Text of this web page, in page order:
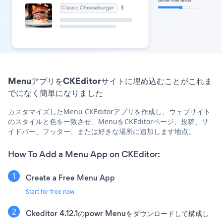
MenuアプリをCKEditorサイトに埋め込むことがこれま
でになく簡単になりました
カスタマイズしたMenu CKEditorアプリを作成し、ウェブサイト
のスタイルと色を一致させ、MenuをCKEditorページ、投稿、サ
イドバー、フッター、または好きな場所に追加します地点。
How To Add a Menu App on CKEditor:
Create a Free Menu App
Start for free now
Ckeditor 4.12.1のpowr Menuをダウンロードして構成し